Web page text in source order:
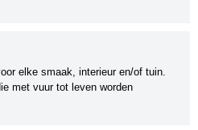
elke smaak, interieur en/of tuin.
met vuur tot leven worden